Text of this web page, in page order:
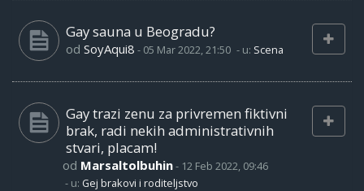
Gay sauna u Beogradu?
od SoyAqui8 - 05 Mar 2022, 21:50 - u: Scena
Gay trazi zenu za privremen fiktivni
brak, radi nekih administrativnih
stvari, placam!
od Marsaltolbuhin- 12 Feb 2022, 09:46
- u: Gej brakovi i roditeljstvo